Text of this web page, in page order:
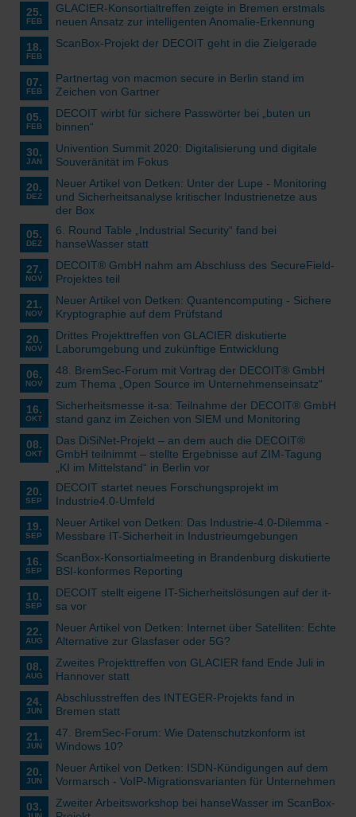
25.
FEB
GLACIER-Konsortialtreffen zeigte in Bremen erstmals
neuen Ansatz zur intelligenten Anomalie-Erkennung
18.
FEB
ScanBox-Projekt der DECOIT geht in die Zielgerade
07.
FEB
Partnertag von macmon secure in Berlin stand im
Zeichen von Gartner
05.
FEB
DECOIT wirbt für sichere Passwörter bei „buten un
binnen“
30.
JAN
Univention Summit 2020: Digitalisierung und digitale
Souveränität im Fokus
20.
DEZ
Neuer Artikel von Detken: Unter der Lupe - Monitoring
und Sicherheitsanalyse kritischer Industrienetze aus
der Box
05.
DEZ
6. Round Table „Industrial Security“ fand bei
hanseWasser statt
27.
NOV
DECOIT® GmbH nahm am Abschluss des SecureField-
Projektes teil
21.
NOV
Neuer Artikel von Detken: Quantencomputing - Sichere
Kryptographie auf dem Prüfstand
20.
NOV
Drittes Projekttreffen von GLACIER diskutierte
Laborumgebung und zukünftige Entwicklung
06.
NOV
48. BremSec-Forum mit Vortrag der DECOIT® GmbH
zum Thema „Open Source im Unternehmenseinsatz“
16.
OKT
Sicherheitsmesse it-sa: Teilnahme der DECOIT® GmbH
stand ganz im Zeichen von SIEM und Monitoring
08.
OKT
Das DiSiNet-Projekt – an dem auch die DECOIT®
GmbH teilnimmt – stellte Ergebnisse auf ZIM-Tagung
„KI im Mittelstand“ in Berlin vor
20.
SEP
DECOIT startet neues Forschungsprojekt im
Industrie4.0-Umfeld
19.
SEP
Neuer Artikel von Detken: Das Industrie-4.0-Dilemma -
Messbare IT-Sicherheit in Industrieumgebungen
16.
SEP
ScanBox-Konsortialmeeting in Brandenburg diskutierte
BSI-konformes Reporting
10.
SEP
DECOIT stellt eigene IT-Sicherheitslösungen auf der it-
sa vor
22.
AUG
Neuer Artikel von Detken: Internet über Satelliten: Echte
Alternative zur Glasfaser oder 5G?
08.
AUG
Zweites Projekttreffen von GLACIER fand Ende Juli in
Hannover statt
24.
JUN
Abschlusstreffen des INTEGER-Projekts fand in
Bremen statt
21.
JUN
47. BremSec-Forum: Wie Datenschutzkonform ist
Windows 10?
20.
JUN
Neuer Artikel von Detken: ISDN-Kündigungen auf dem
Vormarsch - VoIP-Migrationsvarianten für Unternehmen
03.
Zweiter Arbeitsworkshop bei hanseWasser im ScanBox-